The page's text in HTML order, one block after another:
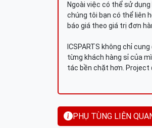
Ngoài việc có thể sử
chúng tôi bạn có thể liên
báo giá theo giá trị đơn
ICSPARTS không chỉ
từng khách hàng sỉ của
tác bền chặt hơn. Project
PHỤ TÙNG LIÊN